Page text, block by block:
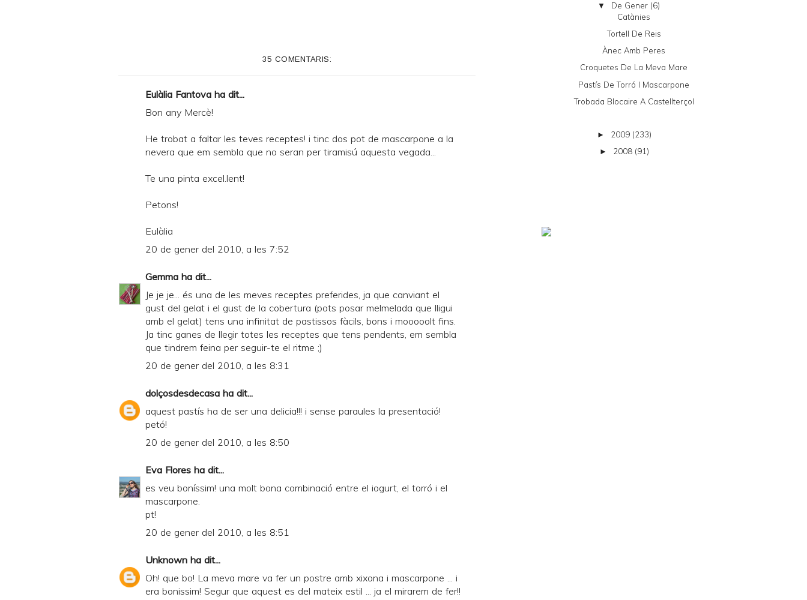
35 COMENTARIS:
Eulàlia Fantova ha dit...
Bon any Mercè!
He trobat a faltar les teves receptes! i tinc dos pot de mascarpone a la
nevera que em sembla que no seran per tiramisú aquesta vegada...
Te una pinta excel.lent!
Petons!
Eulàlia
20 de gener del 2010, a les 7:52
Gemma ha dit...
Je je je... és una de les meves receptes preferides, ja que canviant el
gust del gelat i el gust de la cobertura (pots posar melmelada que lligui
amb el gelat) tens una infinitat de pastissos fàcils, bons i mooooolt fins.
Ja tinc ganes de llegir totes les receptes que tens pendents, em sembla
que tindrem feina per seguir-te el ritme ;)
20 de gener del 2010, a les 8:31
dolçosdesdecasa ha dit...
aquest pastís ha de ser una delicia!!! i sense paraules la presentació!
petó!
20 de gener del 2010, a les 8:50
Eva Flores ha dit...
es veu boníssim! una molt bona combinació entre el iogurt, el torró i el
mascarpone.
pt!
20 de gener del 2010, a les 8:51
Unknown ha dit...
Oh! que bo! La meva mare va fer un postre amb xixona i mascarpone ... i
era bonissim! Segur que aquest es del mateix estil ... ja el mirarem de fer!!
▼ De Gener (6)
Catànies
Tortell De Reis
Ànec Amb Peres
Croquetes De La Meva Mare
Pastís De Torró I Mascarpone
Trobada Blocaire A Castellterçol
► 2009 (233)
► 2008 (91)